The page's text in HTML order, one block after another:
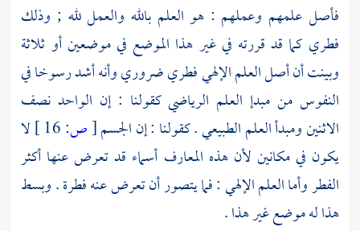
فأصل علمهم وعملهم : هو العلم بالله والعمل لله ; وذلك
فطري كما قد قررته في غير هذا الموضع في موضعين أو ثلاثة
وبينت أن أصل العلم الإلهي فطري ضروري وأنه أشد رسوخا في
النفوس من مبدإ العلم الرياضي كقولنا : إن الواحد نصف
الاثنين ومبدأ العلم الطبيعي . كقولنا : إن الجسم[ص:
لا
يكون في مكانين لأن هذه المعارف أسماء قد تعرض عنها أكثر
الفطر وأما العلم الإلهي : فما يتصور أن تعرض عنه فطرة . وبسط
هذا له موضع غير هذا .